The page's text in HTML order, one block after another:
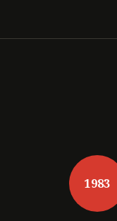
1983